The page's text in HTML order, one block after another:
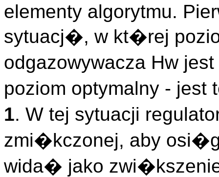
elementy algorytmu.
sytuacj�, w kt�rej
odgazowywacza Hw
poziom optymalny -
1. W tej sytuacji
zmi�kczonej, aby
wida� jako